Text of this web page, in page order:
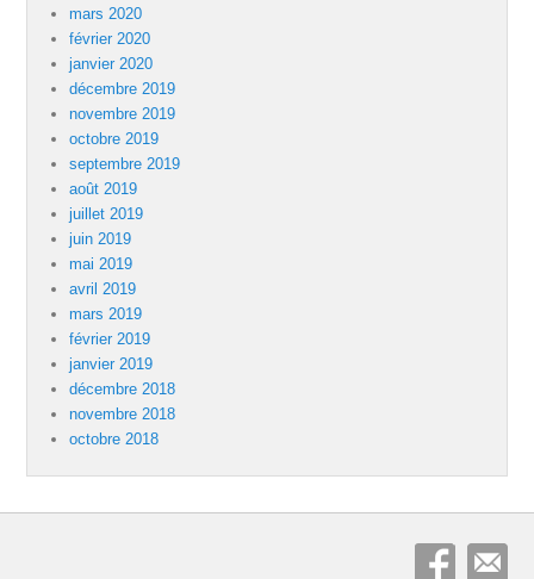
mars 2020
février 2020
janvier 2020
décembre 2019
novembre 2019
octobre 2019
septembre 2019
août 2019
juillet 2019
juin 2019
mai 2019
avril 2019
mars 2019
février 2019
janvier 2019
décembre 2018
novembre 2018
octobre 2018